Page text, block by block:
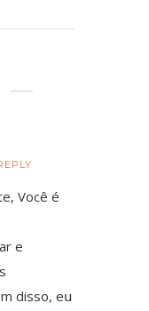
Você é
е
disso, eս